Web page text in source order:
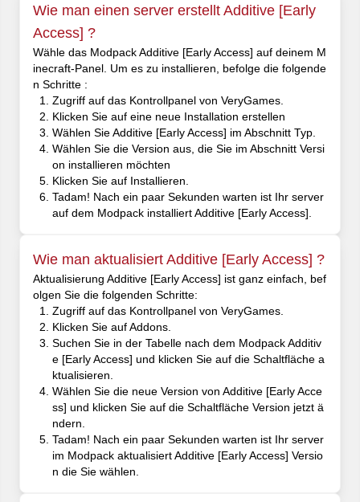
Wie man einen server erstellt Additive [Early
Access] ?
Wähle das Modpack Additive [Early Access] auf deinem M
inecraft-Panel. Um es zu installieren, befolge die folgende
n Schritte :
Zugriff auf das Kontrollpanel von VeryGames.
Klicken Sie auf eine neue Installation erstellen
Wählen Sie Additive [Early Access] im Abschnitt Typ.
Wählen Sie die Version aus, die Sie im Abschnitt Versi
on installieren möchten
Klicken Sie auf Installieren.
Tadam! Nach ein paar Sekunden warten ist Ihr server
auf dem Modpack installiert Additive [Early Access].
Wie man aktualisiert Additive [Early Access] ?
Aktualisierung Additive [Early Access] ist ganz einfach, bef
olgen Sie die folgenden Schritte:
Zugriff auf das Kontrollpanel von VeryGames.
Klicken Sie auf Addons.
Suchen Sie in der Tabelle nach dem Modpack Additiv
e [Early Access] und klicken Sie auf die Schaltfläche a
ktualisieren.
Wählen Sie die neue Version von Additive [Early Acce
ss] und klicken Sie auf die Schaltfläche Version jetzt ä
ndern.
Tadam! Nach ein paar Sekunden warten ist Ihr server
im Modpack aktualisiert Additive [Early Access] Versio
n die Sie wählen.